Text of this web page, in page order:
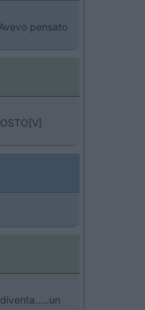
pensato